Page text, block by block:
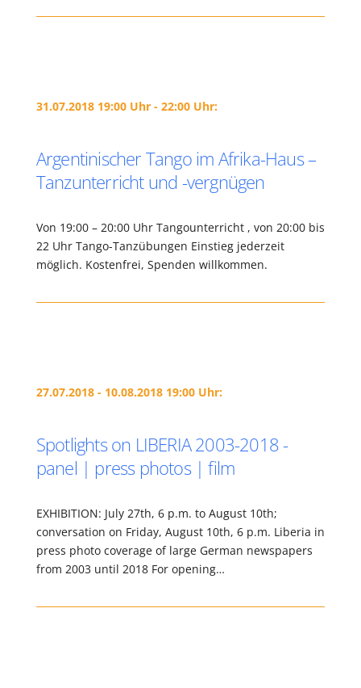
31.07.2018 19:00 Uhr - 22:00 Uhr:
Argentinischer Tango im Afrika-Haus –
Tanzunterricht und -vergnügen
Von 19:00 – 20:00 Uhr Tangounterricht , von 20:00 bis
22 Uhr Tango-Tanzübungen Einstieg jederzeit
möglich. Kostenfrei, Spenden willkommen.
27.07.2018 - 10.08.2018 19:00 Uhr:
Spotlights on LIBERIA 2003-2018 -
panel | press photos | film
EXHIBITION: July 27th, 6 p.m. to August 10th;
conversation on Friday, August 10th, 6 p.m. Liberia in
press photo coverage of large German newspapers
from 2003 until 2018 For opening…